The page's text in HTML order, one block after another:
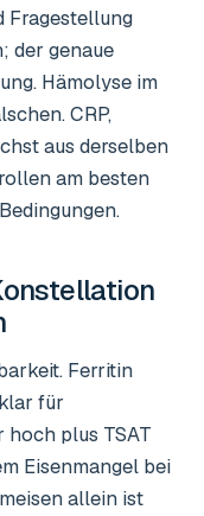
Fragestellung
der genaue
Hämolyse im
CRP,
aus derselben
am besten
Ferritin
für
hoch plus TSAT
Eisenmangel bei
allein ist